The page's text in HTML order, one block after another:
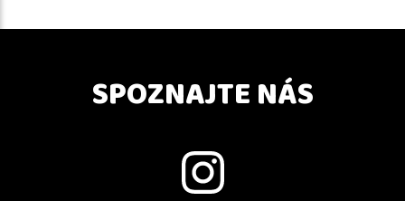
SPOZNAJTE NÁS